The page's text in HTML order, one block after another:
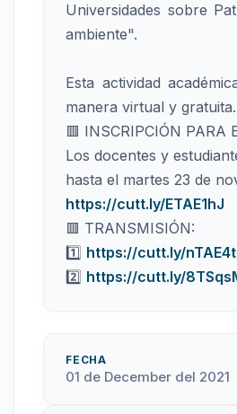
Universidades sobre
ambiente".
Esta actividad
manera virtual y gratuita.
🟥 INSCRIPCIÓN PARA
Los docentes y
hasta el martes 23 de
https://cutt.ly/ETAE1hJ
🟥 TRANSMISIÓN:
1️⃣ https://cutt.ly/
2️⃣ https://cutt.ly/
FECHA
01 de December del 2021